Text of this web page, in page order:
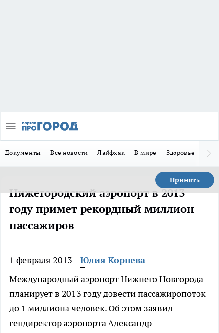
Документы Все новости Лайфхак В мире Здоровье
Принять
Нижегородский аэропорт в 2013
году примет рекордный миллион
пассажиров
1 февраля 2013
Юлия Корнева
Международный аэропорт Нижнего Новгорода
планирует в 2013 году довести пассажиропоток
до 1 миллиона человек. Об этом заявил
гендиректор аэропорта Александр